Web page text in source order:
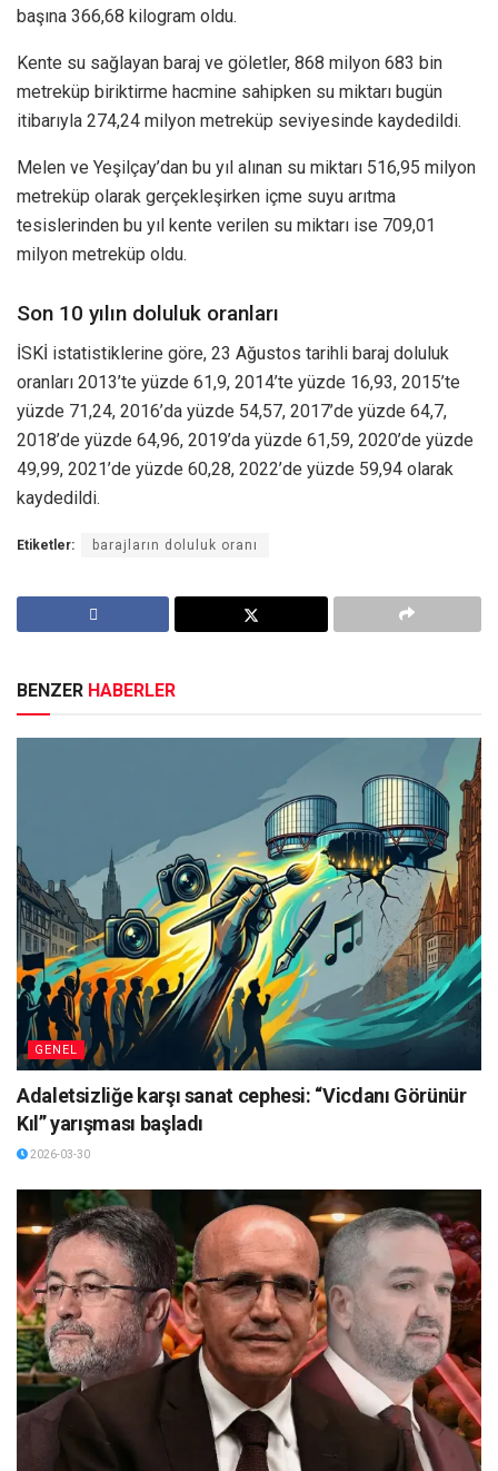
başına 366,68 kilogram oldu.
Kente su sağlayan baraj ve göletler, 868 milyon 683 bin
metreküp biriktirme hacmine sahipken su miktarı bugün
itibarıyla 274,24 milyon metreküp seviyesinde kaydedildi.
Melen ve Yeşilçay’dan bu yıl alınan su miktarı 516,95 milyon
metreküp olarak gerçekleşirken içme suyu arıtma
tesislerinden bu yıl kente verilen su miktarı ise 709,01
milyon metreküp oldu.
Son 10 yılın doluluk oranları
İSKİ istatistiklerine göre, 23 Ağustos tarihli baraj doluluk
oranları 2013’te yüzde 61,9, 2014’te yüzde 16,93, 2015’te
yüzde 71,24, 2016’da yüzde 54,57, 2017’de yüzde 64,7,
2018’de yüzde 64,96, 2019’da yüzde 61,59, 2020’de yüzde
49,99, 2021’de yüzde 60,28, 2022’de yüzde 59,94 olarak
kaydedildi.
Etiketler: barajların doluluk oranı
BENZER HABERLER
GENEL
Adaletsizliğe karşı sanat cephesi: “Vicdanı Görünür
Kıl” yarışması başladı
2026-03-30